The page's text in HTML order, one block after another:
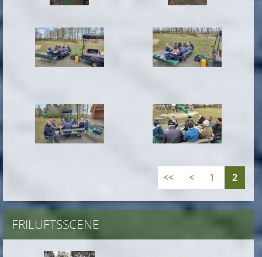
<< < 1 2
FRILUFTSSCENE